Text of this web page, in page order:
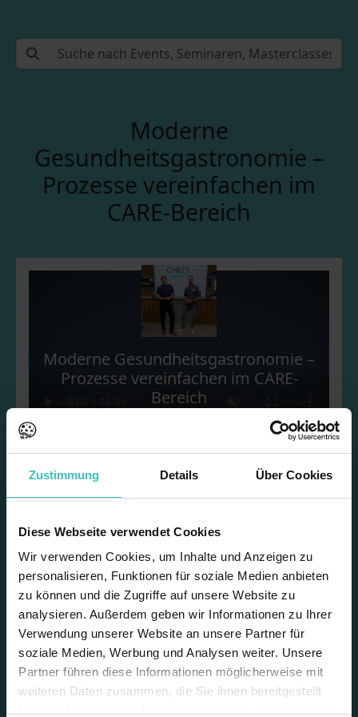
Zustimmung Details Über Cookies
Diese Webseite verwendet Cookies
Wir verwenden Cookies, um Inhalte und Anzeigen zu
personalisieren, Funktionen für soziale Medien anbieten
zu können und die Zugriffe auf unsere Website zu
analysieren. Außerdem geben wir Informationen zu Ihrer
Verwendung unserer Website an unsere Partner für
soziale Medien, Werbung und Analysen weiter. Unsere
Partner führen diese Informationen möglicherweise mit
weiteren Daten zusammen, die Sie ihnen bereitgestellt
Moderne
Gesundheitsgastronomie –
Prozesse vereinfachen im
CARE-Bereich
Moderne Gesundheitsgastronomie –
Prozesse vereinfachen im CARE-
Bereich
Moderne
Gesundheitsgastronomie –
Prozesse vereinfachen im
CARE-Bereich
Wenig Zeit, kleines Budget, große
Personalsorgen - das fasst in etwa die
Alltagsprobleme
in der CARE-Verpflegung zusammen. Wir bieten